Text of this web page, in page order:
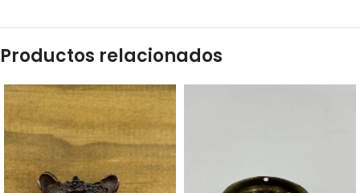
Productos relacionados